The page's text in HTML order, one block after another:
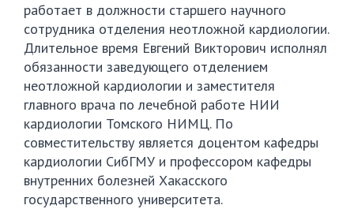
работает в должности старшего научного
сотрудника отделения неотложной кардиологии.
Длительное время Евгений Викторович исполнял
обязанности заведующего отделением
неотложной кардиологии и заместителя
главного врача по лечебной работе НИИ
кардиологии Томского НИМЦ. По
совместительству является доцентом кафедры
кардиологии СибГМУ и профессором кафедры
внутренних болезней Хакасского
государственного университета.